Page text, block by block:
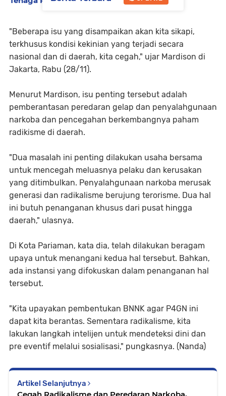
"Beberapa isu yang disampaikan akan kita sikapi,
terkhusus kondisi kekinian yang terjadi secara
nasional dan di daerah, kita cegah," ujar Mardison di
Jakarta, Rabu (28/11).
Menurut Mardison, isu penting tersebut adalah
pemberantasan peredaran gelap dan penyalahgunaan
narkoba dan pencegahan berkembangnya paham
radikisme di daerah.
"Dua masalah ini penting dilakukan usaha bersama
untuk mencegah meluasnya pelaku dan kerusakan
yang ditimbulkan. Penyalahgunaan narkoba merusak
generasi dan radikalisme berujung terorisme. Dua hal
ini butuh penanganan khusus dari pusat hingga
daerah," ulasnya.
Di Kota Pariaman, kata dia, telah dilakukan beragam
upaya untuk menangani kedua hal tersebut. Bahkan,
ada instansi yang difokuskan dalam penanganan hal
tersebut.
"Kita upayakan pembentukan BNNK agar P4GN ini
dapat kita berantas. Sementara radikalisme, kita
lakukan langkah intelijen untuk mendeteksi dini dan
pre eventif melalui sosialisasi," pungkasnya. (Nanda)
Artikel Selanjutnya